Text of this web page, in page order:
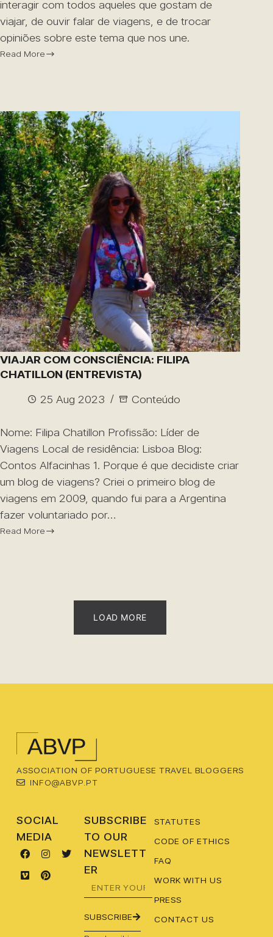
interagir com todos aqueles que gostam de
viajar, de ouvir falar de viagens, e de trocar
opiniões sobre este tema que nos une.
Read More
VIAJAR COM CONSCIÊNCIA: FILIPA
CHATILLON (ENTREVISTA)
25 Aug 2023
Conteúdo
Nome: Filipa Chatillon Profissão: Líder de
Viagens Local de residência: Lisboa Blog:
Contos Alfacinhas 1. Porque é que decidiste criar
um blog de viagens? Criei o primeiro blog de
viagens em 2009, quando fui para a Argentina
fazer voluntariado por…
Read More
LOAD MORE
ASSOCIATION OF PORTUGUESE TRAVEL BLOGGERS
INFO@ABVP.PT
SOCIAL
MEDIA
SUBSCRIBE
TO OUR
NEWSLETT
ER
SUBSCRIBE
STATUTES
CODE OF ETHICS
FAQ
WORK WITH US
PRESS
CONTACT US